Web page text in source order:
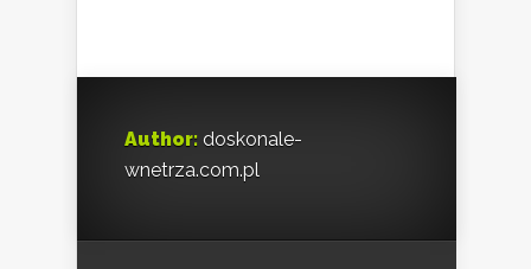
Author: doskonale-
wnetrza.com.pl